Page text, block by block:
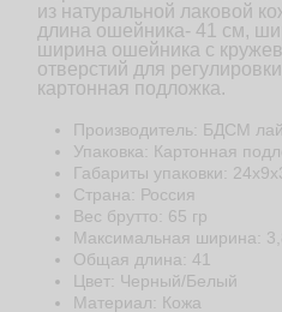
из натуральной лаковой
длина ошейника- 41 см,
ширина ошейника с
отверстий для
картонная подложка.
Производитель: БДСМ
Упаковка: Картонная
Габариты упаковки:
Страна: Россия
Веc брутто: 65 гр
Максимальная ширина:
Общая длина: 41
Цвет: Черный/Белый
Материал: Кожа